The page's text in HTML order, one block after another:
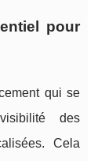
pour
qui se
des
Cela